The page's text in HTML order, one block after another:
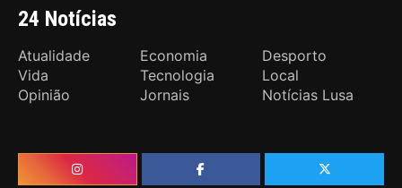
24 Notícias
Atualidade Economia
Desporto
Vida
Tecnologia
Local
Opinião
Jornais Notícias Lusa